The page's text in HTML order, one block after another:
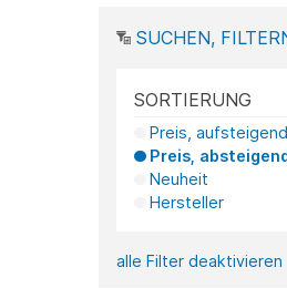
SUCHEN,
SORTIERUNG
Preis, aufsteigend
Preis,
Neuheit
Hersteller
alle Filter deaktivieren